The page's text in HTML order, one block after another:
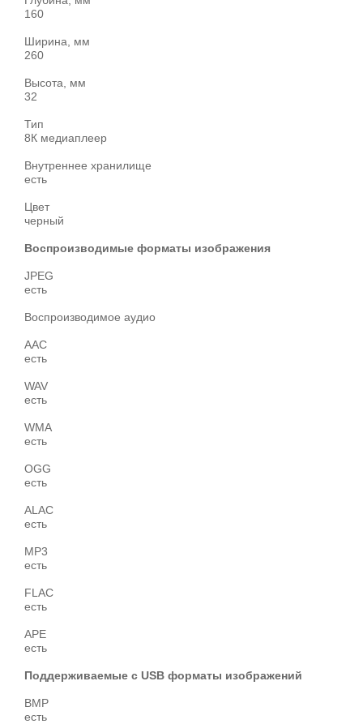
160
Ширина, мм
260
Высота, мм
32
Тип
8К медиаплеер
Внутреннее хранилище
есть
Цвет
черный
Воспроизводимые форматы изображения
JPEG
есть
Воспроизводимое аудио
AAC
есть
WAV
есть
WMA
есть
OGG
есть
ALAC
есть
MP3
есть
FLAC
есть
APE
есть
Поддерживаемые с USB форматы изображений
BMP
есть